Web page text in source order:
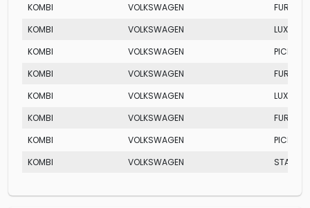
KOMBI
VOLKSWAGEN
FURGÃO
KOMBI
VOLKSWAGEN
LUXO
KOMBI
VOLKSWAGEN
PICK-UP
KOMBI
VOLKSWAGEN
FURGÃO
KOMBI
VOLKSWAGEN
LUXO
KOMBI
VOLKSWAGEN
FURGÃO
KOMBI
VOLKSWAGEN
PICK-UP
KOMBI
VOLKSWAGEN